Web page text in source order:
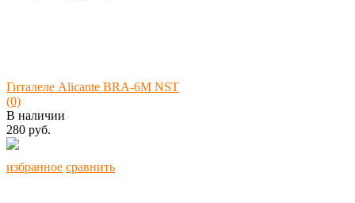
избранное сравнить
Гиталеле Alicante BRA-6M NST
(0)
В наличии
280 руб.